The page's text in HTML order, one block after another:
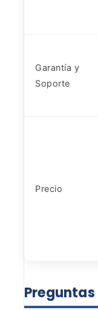
Garantía y
Soporte
Precio
Preguntas